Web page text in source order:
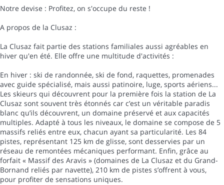
Notre devise : Profitez, on s'occupe du reste !
A propos de la Clusaz :
La Clusaz fait partie des stations familiales aussi agréables en
hiver qu'en été. Elle offre une multitude d'activités :
En hiver : ski de randonnée, ski de fond, raquettes, promenades
avec guide spécialisé, mais aussi patinoire, luge, sports aériens...
Les skieurs qui découvrent pour la première fois la station de La
Clusaz sont souvent très étonnés car c’est un véritable paradis
blanc qu’ils découvrent, un domaine préservé et aux capacités
multiples. Adapté à tous les niveaux, le domaine se compose de 5
massifs reliés entre eux, chacun ayant sa particularité. Les 84
pistes, représentant 125 km de glisse, sont desservies par un
réseau de remontées mécaniques performant. Enfin, grâce au
forfait « Massif des Aravis » (domaines de La Clusaz et du Grand-
Bornand reliés par navette), 210 km de pistes s’offrent à vous,
pour profiter de sensations uniques.